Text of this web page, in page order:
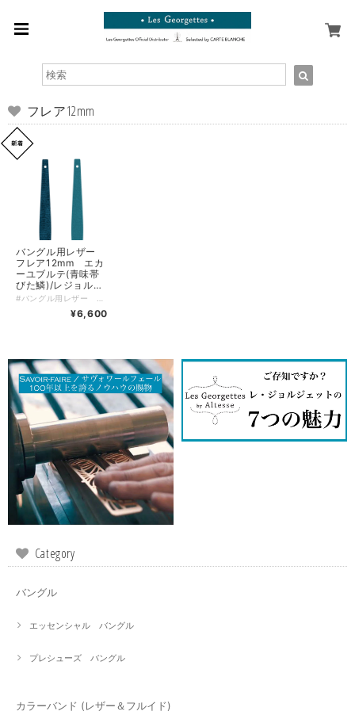
フレア12mm
バングル用レザー
フレア12mm エカ
ーユブルテ(青味帯
びた鱗)/レジョルジ
ェットブルー【レ・
¥6,600
Category
バングル
エッセンシャル バングル
プレシューズ バングル
カラーバンド (レザー＆フルイド)